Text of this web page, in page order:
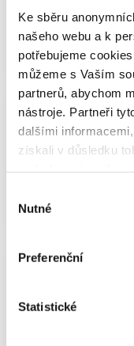
Ke sběru
našeho webu a k
potřebujeme
můžeme s Vaším
partnerů, abychom
nástroje. Partneři
dalšími
získali v důsledku
souhlasu
Nutné
Preferenční
Statistické
MODERNÍ